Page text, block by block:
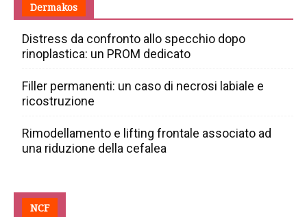
Dermakos
Distress da confronto allo specchio dopo
rinoplastica: un PROM dedicato
Filler permanenti: un caso di necrosi labiale e
ricostruzione
Rimodellamento e lifting frontale associato ad
una riduzione della cefalea
NCF